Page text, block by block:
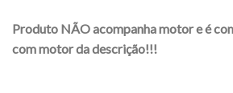
Produto NÃO acompanha motor e é
com motor da descrição!!!